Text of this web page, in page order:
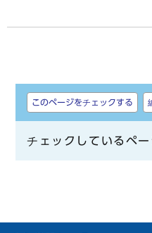
しおり
このページをチェックする
チェックしているペ